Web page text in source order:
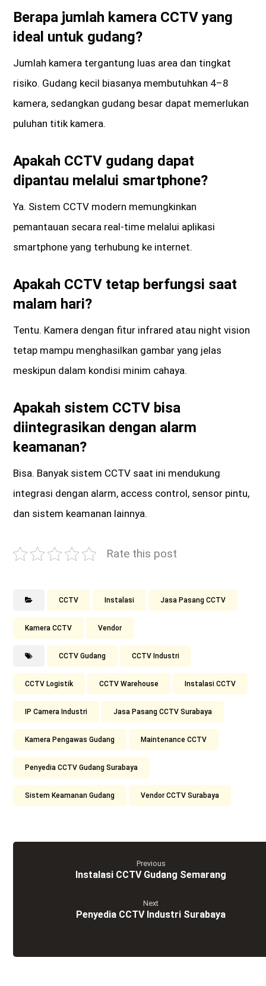
Berapa jumlah kamera CCTV yang
ideal untuk gudang?
Jumlah kamera tergantung luas area dan tingkat
risiko. Gudang kecil biasanya membutuhkan 4–8
kamera, sedangkan gudang besar dapat memerlukan
puluhan titik kamera.
Apakah CCTV gudang dapat
dipantau melalui smartphone?
Ya. Sistem CCTV modern memungkinkan
pemantauan secara real-time melalui aplikasi
smartphone yang terhubung ke internet.
Apakah CCTV tetap berfungsi saat
malam hari?
Tentu. Kamera dengan fitur infrared atau night vision
tetap mampu menghasilkan gambar yang jelas
meskipun dalam kondisi minim cahaya.
Apakah sistem CCTV bisa
diintegrasikan dengan alarm
keamanan?
Bisa. Banyak sistem CCTV saat ini mendukung
integrasi dengan alarm, access control, sensor pintu,
dan sistem keamanan lainnya.
Rate this post
CCTV Instalasi Jasa Pasang CCTV
Kamera CCTV Vendor
CCTV Gudang CCTV Industri
CCTV Logistik CCTV Warehouse Instalasi CCTV
IP Camera Industri Jasa Pasang CCTV Surabaya
Kamera Pengawas Gudang Maintenance CCTV
Penyedia CCTV Gudang Surabaya
Sistem Keamanan Gudang Vendor CCTV Surabaya
Previous
Instalasi CCTV Gudang Semarang
Next
Penyedia CCTV Industri Surabaya